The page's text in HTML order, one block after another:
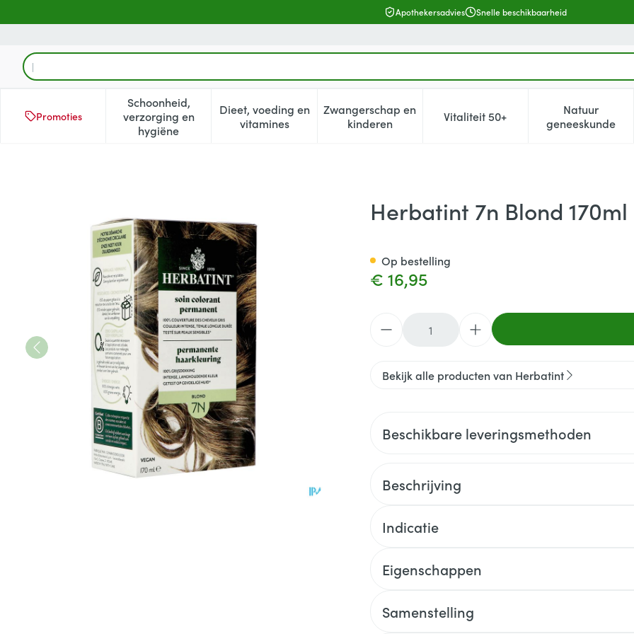
Apothekersadvies Snelle beschikbaarheid
Product, merk, categorie...
Promoties
Schoonheid,
verzorging en
hygiëne
Toon submenu voor Schoonheid, verzorging en hygiëne categorie
Dieet, voeding en
vitaminesToon submenu voor Dieet, voeding en vitamines categorie
Zwangerschap en
kinderenToon submenu voor Zwangerschap en kinderen
Vitaliteit 50+Toon submenu voor Vitaliteit
Natuur
geneeskunde
Toon
Herbatint 7n Blond 170ml Herbatint 7n Blond 170ml
€ 16,95
Op bestelling
Bekijk alle producten van Herbatint
Beschikbare leveringsmethoden
Beschrijving
Indicatie
Eigenschappen
Samenstelling